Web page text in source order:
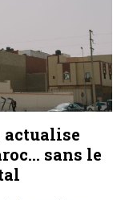
actualise
sans le